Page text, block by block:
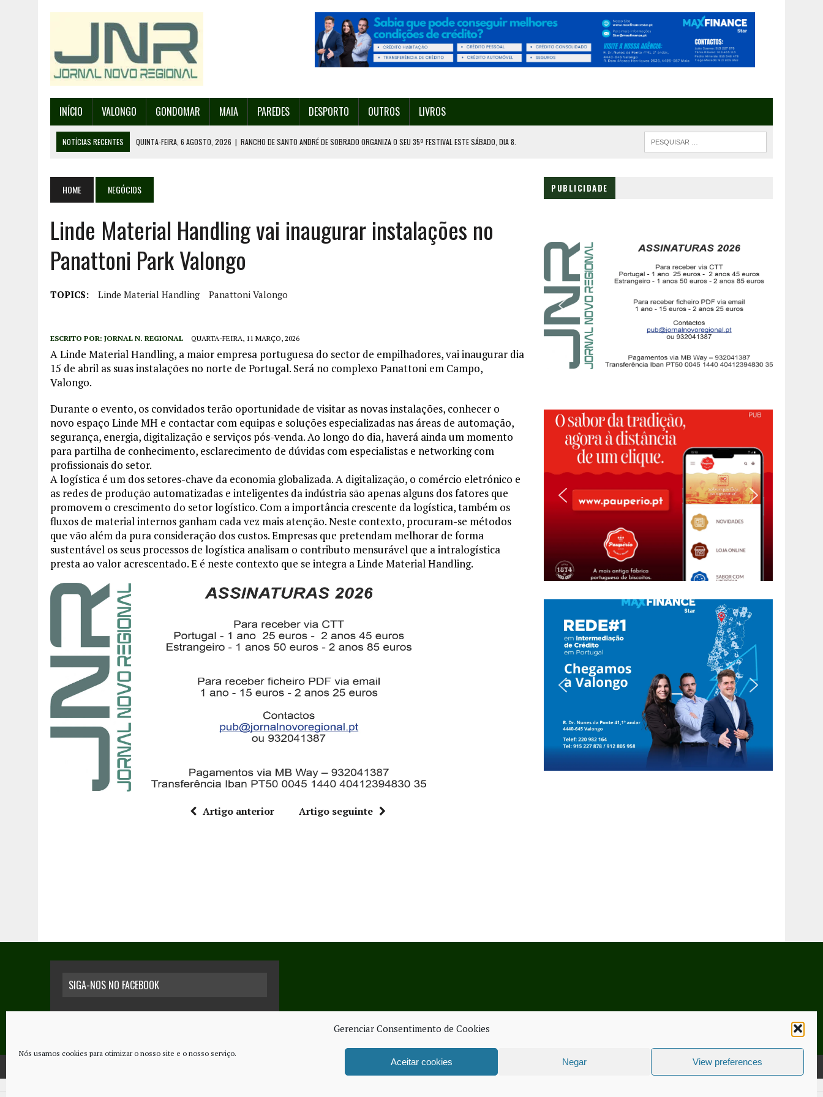
Gerenciar Consentimento de Cookies
Nós usamos cookies para otimizar o nosso site e o nosso serviço.
Aceitar cookies Negar View preferences
INÍCIO VALONGO GONDOMAR MAIA PAREDES DESPORTO OUTROS LIVROS
NOTÍCIAS RECENTES QUINTA-FEIRA, 6 AGOSTO, 2026 | RANCHO DE SANTO ANDRÉ DE SOBRADO ORGANIZA O SEU 35º FESTIVAL ESTE SÁBADO, DIA 8.
QUINTA-FEIRA, 6 AGOSTO, 2026
QUINTA-FEIRA, 6 AGOSTO, 2026
QUINTA-FEIRA, 6 AGOSTO, 2026
DETIDO SUSPEITO DE INCÊNDIO FLORESTAL EM GONDOMAR
HOME NEGÓCIOS
Linde Material Handling vai inaugurar instalações no
Panattoni Park Valongo
TOPICS: Linde Material Handling Panattoni Valongo
ESCRITO POR: JORNAL N. REGIONAL QUARTA-FEIRA, 11 MARÇO, 2026
A Linde Material Handling, a maior empresa portuguesa do sector de empilhadores, vai inaugurar dia
15 de abril as suas instalações no norte de Portugal. Será no complexo Panattoni em Campo,
Valongo.
Durante o evento, os convidados terão oportunidade de visitar as novas instalações, conhecer o
novo espaço Linde MH e contactar com equipas e soluções especializadas nas áreas de automação,
segurança, energia, digitalização e serviços pós-venda. Ao longo do dia, haverá ainda um momento
para partilha de conhecimento, esclarecimento de dúvidas com especialistas e networking com
profissionais do setor.
A logística é um dos setores-chave da economia globalizada. A digitalização, o comércio eletrónico e
as redes de produção automatizadas e inteligentes da indústria são apenas alguns dos fatores que
promovem o crescimento do setor logístico. Com a importância crescente da logística, também os
fluxos de material internos ganham cada vez mais atenção. Neste contexto, procuram-se métodos
que vão além da pura consideração dos custos. Empresas que pretendam melhorar de forma
sustentável os seus processos de logística analisam o contributo mensurável que a intralogística
presta ao valor acrescentado. E é neste contexto que se integra a Linde Material Handling.
Artigo anterior Artigo seguinte
PUBLICIDADE
SIGA-NOS NO FACEBOOK
FICHA TÉCNICA ESTATUTO EDITORIAL CONTACTE-NOS COOKIE POLICY (EU)